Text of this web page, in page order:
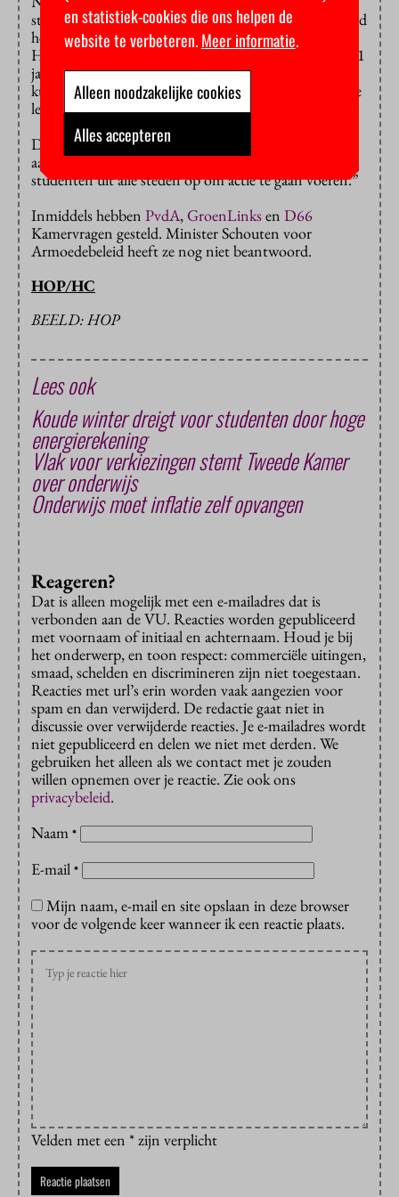
studenten onuitvoerbaar.Zwolle enDelftbijvoorbeeld
hebben er geen problemen mee en ook ’s-
Hertogenbosch keert hem uit. “Ook studenten van 21
jaar en ouder die aan alle voorwaarden voldoen
kunnen in aanmerking komen”, staat op de
te
lezen.
De vakbonden hopen dat het kabinet zijn beleid
aanpast. “Als het niet gefikst wordt, roepen we
studenten uit alle steden op om actie te gaan voeren.”
Inmiddels hebben PvdA,GroenLinksen D66
Kamervragen gesteld. Minister Schouten voor
Armoedebeleid heeft ze nog niet beantwoord.
HOP/HC
BEELD: HOP
Lees ook
Koude winter dreigt voor studenten door hoge
energierekening
Vlak voor verkiezingen stemt Tweede Kamer
over onderwijs
Onderwijs moet inflatie zelf opvangen
Reageren?
Dat is alleen mogelijk met een e-mailadres dat is
verbonden aan de VU. Reacties worden gepubliceerd
met voornaam of initiaal en achternaam. Houd je bij
het onderwerp, en toon respect: commerciële uitingen,
smaad, schelden en discrimineren zijn niet toegestaan.
Reacties met url’s erin worden vaak aangezien voor
spam en dan verwijderd. De redactie gaat niet in
discussie over verwijderde reacties. Je e-mailadres wordt
niet gepubliceerd en delen we niet met derden. We
gebruiken het alleen als we contact met je zouden
willen opnemen over je reactie. Zie ook ons
privacybeleid.
Naam *
E-mail *
Mijn naam, e-mail en site opslaan in deze browser
voor de volgende keer wanneer ik een reactie plaats.
Velden met een * zijn verplicht
en statistiek-cookies die ons helpen de
website te verbeteren.Meer informatie.
Alleen noodzakelijke cookies
Alles accepteren